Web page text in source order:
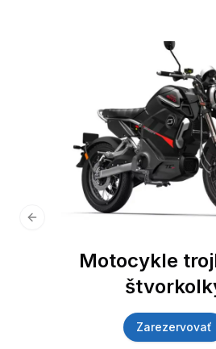
Motocykle
Zarezervovať
Previous slide